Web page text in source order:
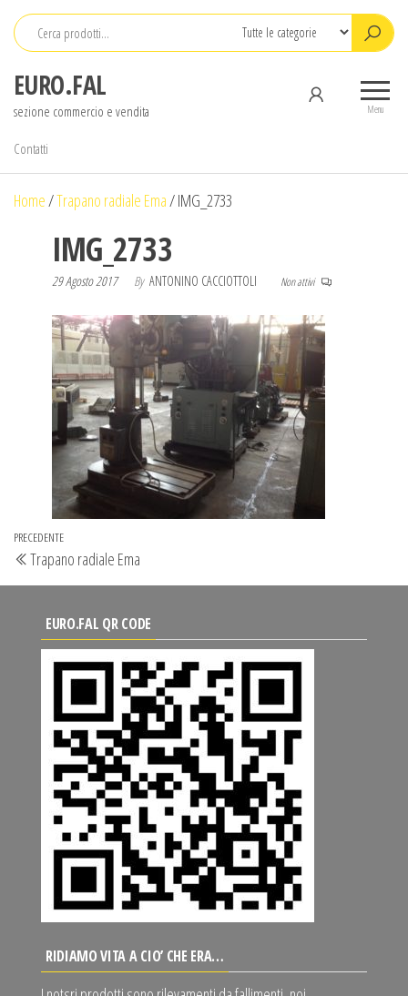
Salta
contenuto
EURO.FAL
sezione commercio e vendita Menu
Contatti
Home/Trapano radiale Ema/IMG_2733
IMG_2733
29 Agosto 2017 By ANTONINO CACCIOTTOLI Non attivi
Navigazione
articoli
Articolo
precedente
PRECEDENTE
Trapano radiale Ema
EURO.FAL QR CODE
RIDIAMO VITA A CIO’ CHE ERA…